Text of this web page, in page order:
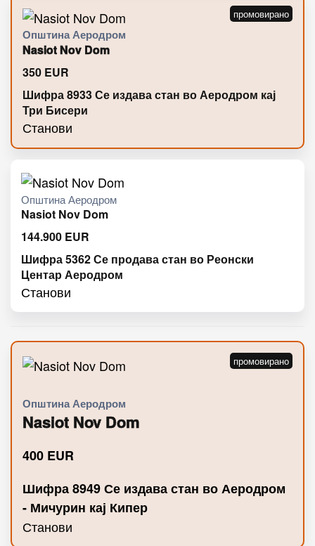
Општина Аеродром
Nasiot Nov Dom
350 EUR
Шифра 8933 Се издава стан во Аеродром кај
Три Бисери
Станови
Општина Аеродром
Nasiot Nov Dom
144.900 EUR
Шифра 5362 Се продава стан во Реонски
Центар Аеродром
Станови
Општина Аеродром
Nasiot Nov Dom
400 EUR
Шифра 8949 Се издава стан во Аеродром
- Мичурин кај Кипер
Станови